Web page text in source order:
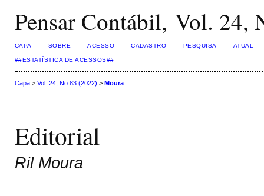
Pensar Contábil, Vol. 24,
CAPA SOBRE ACESSO CADASTRO PESQUISA ATUAL
##ESTATÍSTICA DE ACESSOS##
Capa> Vol. 24, No 83 (2022) > Moura
Editorial
Ril Moura